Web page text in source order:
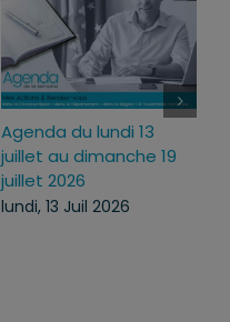
Agenda du lundi 13
juillet au dimanche 19
juillet 2026
lundi, 13 Juil 2026